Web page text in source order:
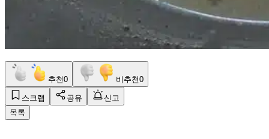
추천0 비추천0
스크랩 공유
신고
목록